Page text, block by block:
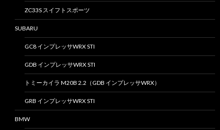
ZC33S スイフトスポーツ
SUBARU
GC8 インプレッサWRX STI
GDB インプレッサWRX STI
トミーカイラ M20B 2.2（GDB インプレッサWRX）
GRB インプレッサWRX STI
BMW